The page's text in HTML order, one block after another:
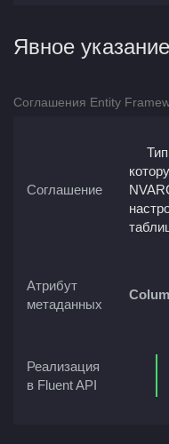
Явное
Соглашения Entity
Соглашение
Атрибут
метаданных
Реализация
в Fluent API